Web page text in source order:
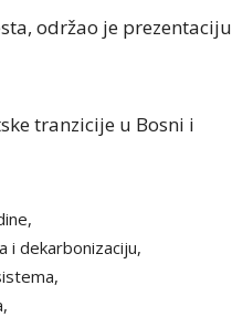
održao je prezentaciju
tranzicije u Bosni i
i dekarbonizaciju,